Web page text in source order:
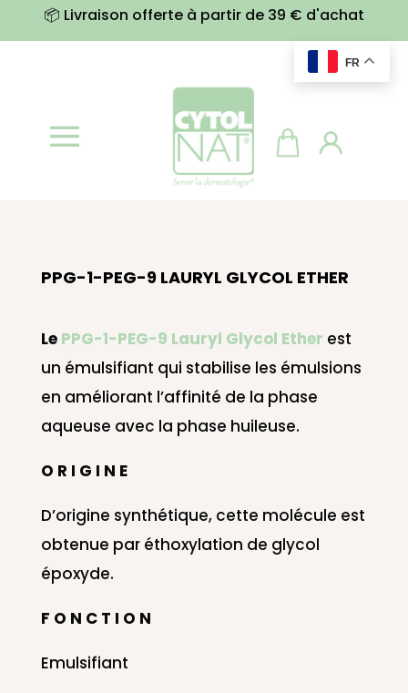
📦 Livraison offerte à partir de 39 € d'achat
PPG-1-PEG-9 LAURYL GLYCOL ETHER
Le PPG-1-PEG-9 Lauryl Glycol Ether est
un émulsifiant qui stabilise les émulsions
en améliorant l’affinité de la phase
aqueuse avec la phase huileuse.
O R I G I N E
D’origine synthétique, cette molécule est
obtenue par éthoxylation de glycol
époxyde.
F O N C T I O N
Emulsifiant
FR